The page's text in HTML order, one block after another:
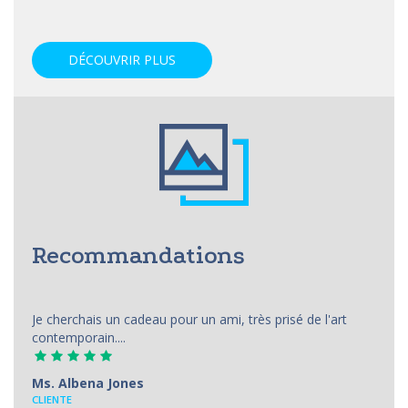
DÉCOUVRIR PLUS
Recommandations
Je cherchais un cadeau pour un ami, très prisé de l'art
contemporain....
Ms. Albena Jones
CLIENTE